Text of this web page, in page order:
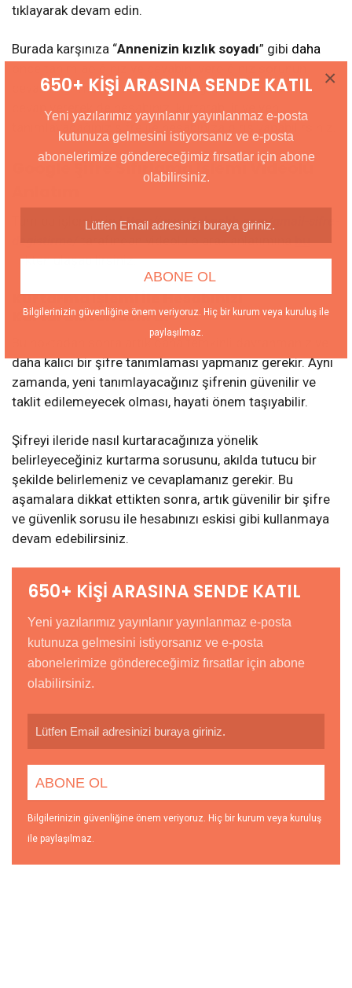
650+ KİŞİ ARASINA SENDE KATIL
Yeni yazılarımız yayınlanır yayınlanmaz e-posta
kutunuza gelmesini istiyorsanız ve e-posta
abonelerimize göndereceğimiz fırsatlar için abone
olabilirsiniz.
Bilgilerinizin güvenliğine önem veriyoruz. Hiç bir kurum veya kuruluş ile
paylaşılmaz.
×
tıklayarak devam edin.
Burada karşınıza “Annenizin kızlık soyadı” gibi daha
cevabını girmeniz istenecek. Bu güvenlik sorusuna
cevap vererek de hesabınızı kurtarabilir ve yeni
tanımlayacağınız şifre ile hesabınıza giriş yapabilirsiniz.
Google Şifre Sıfırlama İşlemi Videolu
Tüm bu işlemlerin https://www.teknobh.com/gmail-sifre-
degistirme/ tarafından videolu olarak anlatımınabu
linkten ulaşabilirsiniz.
Kurtarma İşlemi İle Hesabınızı
Kurtardıktan Sonra!
Bu noktadan sonra artık daha temkinli davranmanız ve
daha kalıcı bir şifre tanımlaması yapmanız gerekir. Aynı
zamanda, yeni tanımlayacağınız şifrenin güvenilir ve
taklit edilemeyecek olması, hayati önem taşıyabilir.
Şifreyi ileride nasıl kurtaracağınıza yönelik
belirleyeceğiniz kurtarma sorusunu, akılda tutucu bir
şekilde belirlemeniz ve cevaplamanız gerekir. Bu
aşamalara dikkat ettikten sonra, artık güvenilir bir şifre
ve güvenlik sorusu ile hesabınızı eskisi gibi kullanmaya
devam edebilirsiniz.
650+ KİŞİ ARASINA SENDE KATIL
Yeni yazılarımız yayınlanır yayınlanmaz e-posta
kutunuza gelmesini istiyorsanız ve e-posta
abonelerimize göndereceğimiz fırsatlar için abone
olabilirsiniz.
Bilgilerinizin güvenliğine önem veriyoruz. Hiç bir kurum veya kuruluş
ile paylaşılmaz.